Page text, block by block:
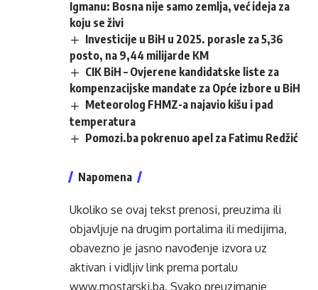
Igmanu: Bosna nije samo zemlja, već ideja za
koju se živi
Investicije u BiH u 2025. porasle za 5,36
posto, na 9,44 milijarde KM
CIK BiH – Ovjerene kandidatske liste za
kompenzacijske mandate za Opće izbore u BiH
Meteorolog FHMZ-a najavio kišu i pad
temperatura
Pomozi.ba pokrenuo apel za Fatimu Redžić
Napomena
Ukoliko se ovaj tekst prenosi, preuzima ili
objavljuje na drugim portalima ili medijima,
obavezno je jasno navođenje izvora uz
aktivan i vidljiv link prema portalu
www.mostarski.ba. Svako preuzimanje